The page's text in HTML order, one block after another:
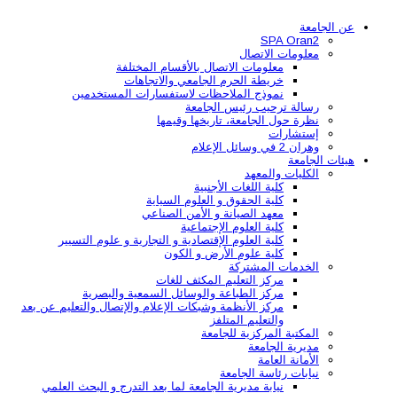
عن الجامعة
SPA Oran2
معلومات الاتصال
معلومات الاتصال بالأقسام المختلفة
خريطة الحرم الجامعي والاتجاهات
نموذج الملاحظات لاستفسارات المستخدمين
رسالة ترحيب رئيس الجامعة
نظرة حول الجامعة، تاريخها وقيمها
إستشارات
وهران 2 في وسائل الإعلام
هيئات الجامعة
الكليات والمعهد
كلية اللغات الأجنبية
كلية الحقوق و العلوم السياية
معهد الصيانة و الأمن الصناعي
كلية العلوم الإجتماعية
كلية العلوم الإقتصادية و التجارية و علوم التسيير
كلية علوم الأرض و الكون
الخدمات المشتركة
مركز التعليم المكثف للغات
مركز الطباعة والوسائل السمعية والبصرية
مركز الأنظمة وشبكات الإعلام والإتصال والتعليم عن بعد
والتعليم المتلفز
المكتبة المركزية للجامعة
مديرية الجامعة
الأمانة العامة
نيابات رئاسة الجامعة
نيابة مديرية الجامعة لما بعد التدرج و البحث العلمي